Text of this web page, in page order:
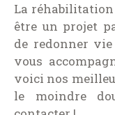
La réhabilitation
être un projet
de redonner
vous
voici nos
le moindre